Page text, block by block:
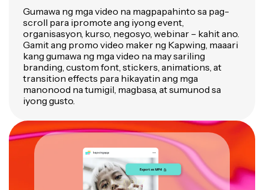
Gumawa ng mga video na magpapahinto sa pag-
scroll para ipromote ang iyong event,
organisasyon, kurso, negosyo, webinar – kahit ano.
Gamit ang promo video maker ng Kapwing, maaari
kang gumawa ng mga video na may sariling
branding, custom font, stickers, animations, at
transition effects para hikayatin ang mga
manonood na tumigil, magbasa, at sumunod sa
iyong gusto.